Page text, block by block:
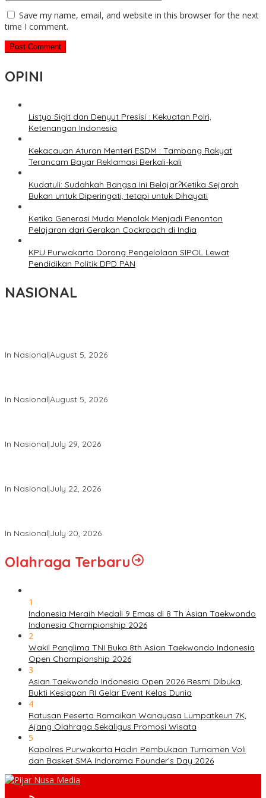
Save my name, email, and website in this browser for the next
time I comment.
OPINI
Listyo Sigit dan Denyut Presisi : Kekuatan Polri,
Ketenangan Indonesia
Kekacauan Aturan Menteri ESDM : Tambang Rakyat
Terancam Bayar Reklamasi Berkali-kali
Kudatuli: Sudahkah Bangsa Ini Belajar?Ketika Sejarah
Bukan untuk Diperingati, tetapi untuk Dihayati
Ketika Generasi Muda Menolak Menjadi Penonton
Pelajaran dari Gerakan Cockroach di India
KPU Purwakarta Dorong Pengelolaan SIPOL Lewat
Pendidikan Politik DPD PAN
NASIONAL
In Nasional|August 5, 2026
In Nasional|August 5, 2026
In Nasional|July 29, 2026
In Nasional|July 22, 2026
In Nasional|July 20, 2026
Olahraga Terbaru
1
Indonesia Meraih Medali 9 Emas di 8 Th Asian Taekwondo
Indonesia Championship 2026
2
Wakil Panglima TNI Buka 8th Asian Taekwondo Indonesia
Open Championship 2026
3
Asian Taekwondo Indonesia Open 2026 Resmi Dibuka,
Bukti Kesiapan RI Gelar Event Kelas Dunia
4
Ratusan Peserta Ramaikan Wanayasa Lumpatkeun 7K,
Ajang Olahraga Sekaligus Promosi Wisata
5
Kapolres Purwakarta Hadiri Pembukaan Turnamen Voli
dan Basket SMA Indorama Founder’s Day 2026